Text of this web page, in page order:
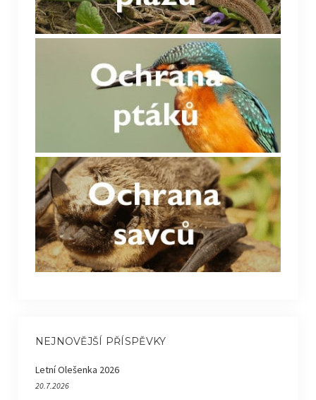
NEJNOVĚJŠÍ PŘÍSPĚVKY
Letní Olešenka 2026
20.7.2026